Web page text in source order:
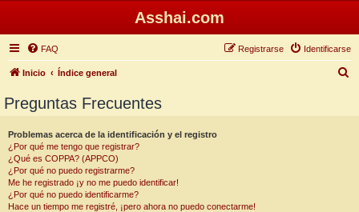
Asshai.com
FAQ Identificarse
Registrarse
Inicio Índice general
Preguntas Frecuentes
Problemas acerca de la identificación y el registro
¿Por qué me tengo que registrar?
¿Qué es COPPA? (APPCO)
¿Por qué no puedo registrarme?
Me he registrado ¡y no me puedo identificar!
¿Por qué no puedo identificarme?
Hace un tiempo me registré, ¡pero ahora no puedo conectarme!